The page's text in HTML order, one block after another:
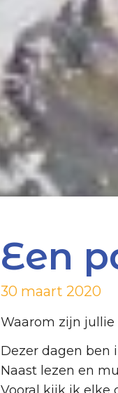
Een
30 maart 2020
Waarom zijn jullie
Dezer dagen ben
Naast lezen en